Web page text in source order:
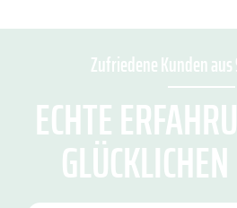
Zufriedene Kunden
ECHTE